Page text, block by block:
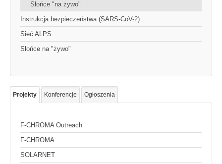
Słońce "na żywo"
Instrukcja bezpieczeństwa (SARS-CoV-2)
Sieć ALPS
Słońce na "żywo"
Projekty Konferencje Ogłoszenia
F-CHROMA Outreach
F-CHROMA
SOLARNET